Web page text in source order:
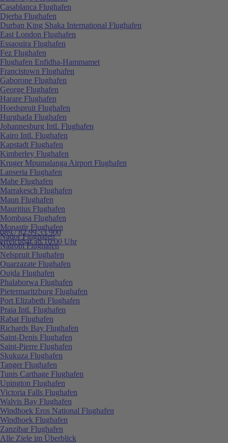
089 / 82 99 33 900
erreichbar ab 10:00 Uhr
Casablanca Flughafen
Djerba Flughafen
Durban King Shaka International Flughafen
East London Flughafen
Essaouira Flughafen
Fez Flughafen
Flughafen Enfidha-Hammamet
Francistown Flughafen
Gaborone Flughafen
George Flughafen
Harare Flughafen
Hoedspruit Flughafen
Hurghada Flughafen
Johannesburg Intl. Flughafen
Kairo Intl. Flughafen
Kapstadt Flughafen
Kimberley Flughafen
Kruger Mpumalanga Airport Flughafen
Lanseria Flughafen
Mahe Flughafen
Marrakesch Flughafen
Maun Flughafen
Mauritius Flughafen
Mombasa Flughafen
Monastir Flughafen
Nador Flughafen
Nairobi Flughafen
Nelspruit Flughafen
Ouarzazate Flughafen
Oujda Flughafen
Phalaborwa Flughafen
Pietermaritzburg Flughafen
Port Elizabeth Flughafen
Praia Intl. Flughafen
Rabat Flughafen
Richards Bay Flughafen
Saint-Denis Flughafen
Saint-Pierre Flughafen
Skukuza Flughafen
Tanger Flughafen
Tunis Carthage Flughafen
Upington Flughafen
Victoria Falls Flughafen
Walvis Bay Flughafen
Windhoek Eros National Flughafen
Windhoek Flughafen
Zanzibar Flughafen
Alle Ziele im Überblick